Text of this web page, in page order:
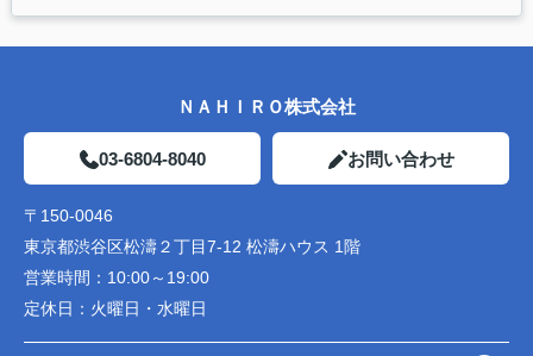
ＮＡＨＩＲＯ株式会社
03-6804-8040 お問い合わせ
〒150-0046
東京都渋谷区松濤２丁目7-12 松濤ハウス 1階
営業時間： 10:00～19:00
定休日： 火曜日・水曜日